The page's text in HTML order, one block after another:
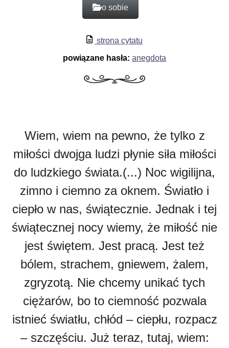
o sobie
strona cytatu
powiązane hasła: anegdota
Wiem, wiem na pewno, że tylko z
miłości dwojga ludzi płynie siła miłości
do ludzkiego świata.(...) Noc wigilijna,
zimno i ciemno za oknem. Światło i
ciepło w nas, świątecznie. Jednak i tej
świątecznej nocy wiemy, że miłość nie
jest świętem. Jest pracą. Jest też
bólem, strachem, gniewem, żalem,
zgryzotą. Nie chcemy unikać tych
ciężarów, bo to ciemność pozwala
istnieć światłu, chłód – ciepłu, rozpacz
– szczęściu. Już teraz, tutaj, wiem: